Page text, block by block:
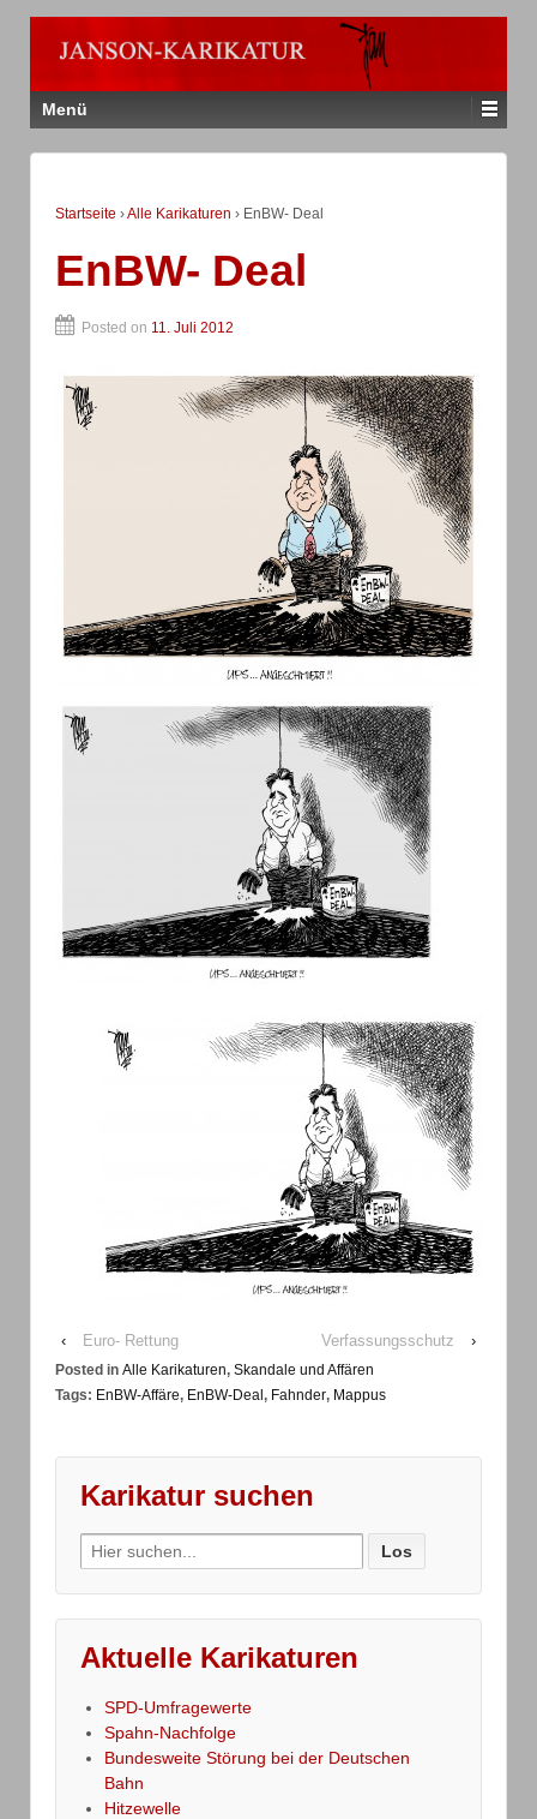
Menü
Startseite ›Alle Karikaturen › EnBW- Deal
EnBW- Deal
Posted on 11. Juli 2012
‹ Euro- Rettung Verfassungsschutz ›
Posted in Alle Karikaturen, Skandale und Affären
Tags: EnBW-Affäre, EnBW-Deal, Fahnder, Mappus
Karikatur suchen
Search
for:
Aktuelle Karikaturen
SPD-Umfragewerte
Spahn-Nachfolge
Bundesweite Störung bei der Deutschen
Bahn
Hitzewelle